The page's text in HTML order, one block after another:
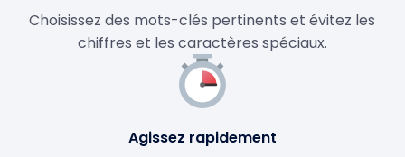
Choisissez des mots-clés pertinents et évitez les
chiffres et les caractères spéciaux.
Agissez rapidement